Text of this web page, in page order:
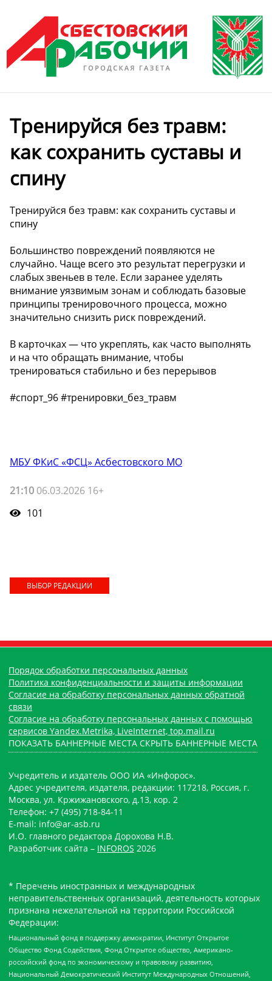
Тренируйся без травм:
как сохранить суставы и
спину
Тренируйся без травм: как сохранить суставы и
спину
Большинство повреждений появляются не
случайно. Чаще всего это результат перегрузки и
слабых звеньев в теле. Если заранее уделять
внимание уязвимым зонам и соблюдать базовые
принципы тренировочного процесса, можно
значительно снизить риск повреждений.
В карточках — что укреплять, как часто выполнять
и на что обращать внимание, чтобы
тренироваться стабильно и без перерывов
#спорт_96 #тренировки_без_травм
МБУ ФКиС «ФСЦ» Асбестовского МО
21:10 06.03.2026 16+
101
ВЫБОР РЕДАКЦИИ
Порядок обработки персональных данных
Политика конфиденциальности и защиты информации
Согласие на обработку персональных данных обратной
связи
Согласие на обработку персональных данных с помощью
сервисов Yandex.Metrika, LiveInternet, top.mail.ru
ПОКАЗАТЬ БАННЕРНЫЕ МЕСТА СКРЫТЬ БАННЕРНЫЕ МЕСТА
Учредитель и издатель ООО ИА «Инфорос».
Адрес учредителя, издателя, редакции: 117218, Россия, г.
Москва, ул. Кржижановского, д.13, кор. 2
Телефон: +7 (495) 718-84-11
E-mail: info@ar-asb.ru
И.О. главного редактора Дорохова Н.В.
Разработчик сайта – INFOROS 2026
* Перечень иностранных и международных
неправительственных организаций, деятельность которых
признана нежелательной на территории Российской
Федерации:
Национальный фонд в поддержку демократии, Институт Открытое
Общество Фонд Содействия, Фонд Открытое общество, Американо-
российский фонд по экономическому и правовому развитию,
Национальный Демократический Институт Международных Отношений,